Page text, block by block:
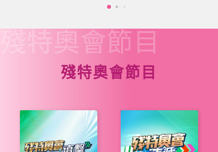
殘特奧會節目
殘特奧會節目